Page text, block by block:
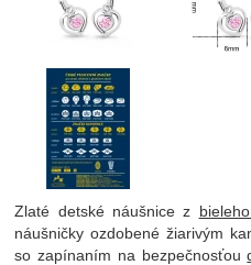
Zlaté detské náušnice z
náušničky ozdobené žiarivým
so zapínaním na bezpečnosťou